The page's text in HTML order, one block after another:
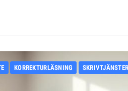
KORREKTURLÄSNING SKRIVTJÄNSTER